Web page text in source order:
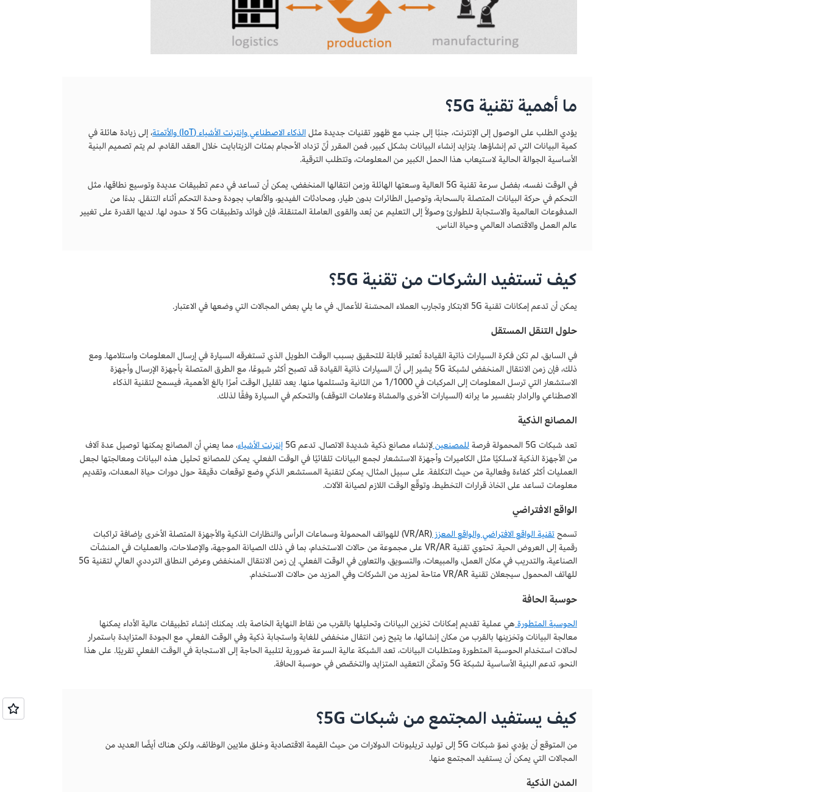
ما أهمية تقنية 5G؟
يؤدي الطلب على الوصول إلى الإنترنت، جنبًا إلى جنب مع ظهور تقنيات جديدة مثلالذكاء الاصطناعيوإنترنت الأشياء (IoT) والأتمتة، إلى زيادة هائلة في
كمية البيانات التي تم إنشاؤها. يتزايد إنشاء البيانات بشكل كبير، فمن المقرر أنّ تزداد الأحجام بمئات الزيتابايت خلال العقد القادم. لم يتم تصميم البنية
الأساسية الجوالة الحالية لاستيعاب هذا الحمل الكبير من المعلومات، وتتطلب الترقية.
في الوقت نفسه، بفضل سرعة تقنية 5G العالية وسعتها الهائلة وزمن انتقالها المنخفض، يمكن أن تساعد في دعم تطبيقات عديدة وتوسيع نطاقها، مثل
التحكم في حركة البيانات المتصلة بالسحابة، وتوصيل الطائرات بدون طيار، ومحادثات الفيديو، والألعاب بجودة وحدة التحكم أثناء التنقل. بدءًا من
المدفوعات العالمية والاستجابة للطوارئ وصولاً إلى التعليم عن بُعد والقوى العاملة المتنقلة، فإن فوائد وتطبيقات 5G لا حدود لها. لديها القدرة على تغيير
عالم العمل والاقتصاد العالمي وحياة الناس.
كيف تستفيد الشركات من تقنية 5G؟
يمكن أن تدعم إمكانات تقنية 5G الابتكار وتجارب العملاء المحسّنة للأعمال. في ما يلي بعض المجالات التي وضعها في الاعتبار.
حلول التنقل المستقل
في السابق، لم تكن فكرة السيارات ذاتية القيادة تُعتبر قابلة للتحقيق بسبب الوقت الطويل الذي تستغرقه السيارة في إرسال المعلومات واستلامها. ومع
ذلك، فإن زمن الانتقال المنخفض لشبكة 5G يشير إلى أنّ السيارات ذاتية القيادة قد تصبح أكثر شيوعًا، مع الطرق المتصلة بأجهزة الإرسال وأجهزة
الاستشعار التي ترسل المعلومات إلى المركبات في 1/1000 من الثانية وتستلمها منها. يعد تقليل الوقت أمرًا بالغ الأهمية، فيسمح لتقنية الذكاء
الاصطناعي والرادار بتفسير ما يرانه (السيارات الأخرى والمشاة وعلامات التوقف) والتحكم في السيارة وفقًا لذلك.
المصانع الذكية
تعد شبكات 5G المحمولة فرصة للمصنعينلإنشاء مصانع ذكية شديدة الاتصال. تدعم 5G إنترنت الأشياء، مما يعني أن المصانع يمكنها توصيل عدة آلاف
من الأجهزة الذكية لاسلكيًا مثل الكاميرات وأجهزة الاستشعار لجمع البيانات تلقائيًا في الوقت الفعلي. يمكن للمصانع تحليل هذه البيانات ومعالجتها لجعل
العمليات أكثر كفاءة وفعالية من حيث التكلفة. على سبيل المثال، يمكن لتقنية المستشعر الذكي وضع توقعات دقيقة حول دورات حياة المعدات، وتقديم
معلومات تساعد على اتخاذ قرارات التخطيط، وتوقّع الوقت اللازم لصيانة الآلات.
الواقع الافتراضي
تسمحتقنية الواقع الافتراضي والواقع المعزز
(VR/AR) للهواتف المحمولة وسماعات الرأس والنظارات الذكية والأجهزة المتصلة الأخرى بإضافة تراكبات
رقمية إلى العروض الحية. تحتوي تقنية VR/AR على مجموعة من حالات الاستخدام، بما في ذلك الصيانة الموجهة، والإصلاحات، والعمليات في المنشآت
الصناعية، والتدريب في مكان العمل، والمبيعات، والتسويق، والتعاون في الوقت الفعلي. إن زمن الانتقال المنخفض وعرض النطاق الترددي العالي لتقنية 5G
للهاتف المحمول سيجعلان تقنية VR/AR متاحة لمزيد من الشركات وفي المزيد من حالات الاستخدام.
حوسبة الحافة
الحوسبة المتطورة هي عملية تقديم إمكانات تخزين البيانات وتحليلها بالقرب من نقاط النهاية الخاصة بك. يمكنك إنشاء تطبيقات عالية الأداء يمكنها
معالجة البيانات وتخزينها بالقرب من مكان إنشائها، ما يتيح زمن انتقال منخفض للغاية واستجابة ذكية وفي الوقت الفعلي. مع الجودة المتزايدة باستمرار
لحالات استخدام الحوسبة المتطورة ومتطلبات البيانات، تعد الشبكة عالية السرعة ضرورية لتلبية الحاجة إلى الاستجابة في الوقت الفعلي تقريبًا. على هذا
النحو، تدعم البنية الأساسية لشبكة 5G وتمكّن التعقيد المتزايد والتخصّص في حوسبة الحافة.
كيف يستفيد المجتمع من شبكات 5G؟
من المتوقع أن يؤدي نموّ شبكات 5G إلى توليد تريليونات الدولارات من حيث القيمة الاقتصادية وخلق ملايين الوظائف، ولكن هناك أيضًا العديد من
المجالات التي يمكن أن يستفيد المجتمع منها.
المدن الذكية